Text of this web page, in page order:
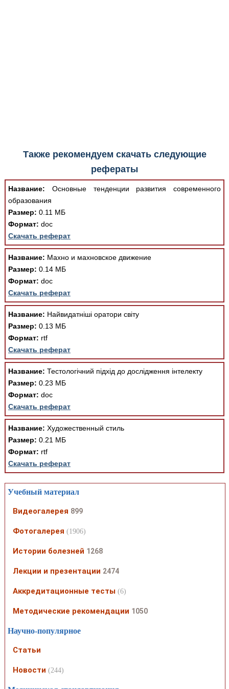
Также рекомендуем скачать следующие
рефераты
Название: Основные тенденции развития современного
образования
Размер: 0.11 МБ
Формат: doc
Скачать реферат
Название: Махно и махновское движение
Размер: 0.14 МБ
Формат: doc
Скачать реферат
Название: Найвидатніші оратори світу
Размер: 0.13 МБ
Формат: rtf
Скачать реферат
Название: Тестологічний підхід до дослідження інтелекту
Размер: 0.23 МБ
Формат: doc
Скачать реферат
Название: Художественный стиль
Размер: 0.21 МБ
Формат: rtf
Скачать реферат
Учебный материал
Видеогалерея 899
Фотогалерея (1906)
Истории болезней 1268
Лекции и презентации 2474
Аккредитационные тесты (6)
Методические рекомендации 1050
Научно-популярное
Статьи
Новости (244)